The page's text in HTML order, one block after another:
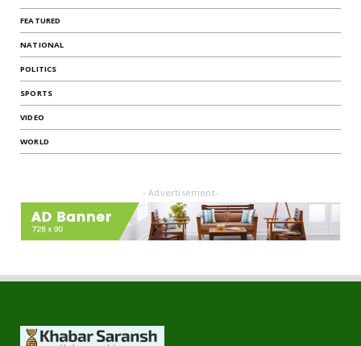
FEATURED
NATIONAL
POLITICS
SPORTS
VIDEO
WORLD
- Advertisement-